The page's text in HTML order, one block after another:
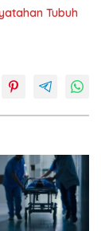
Tubuh